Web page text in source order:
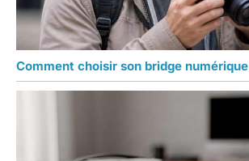
Comment choisir son bridge numérique